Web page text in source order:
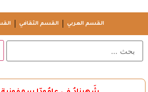
القسم العربي القسم الثقافي